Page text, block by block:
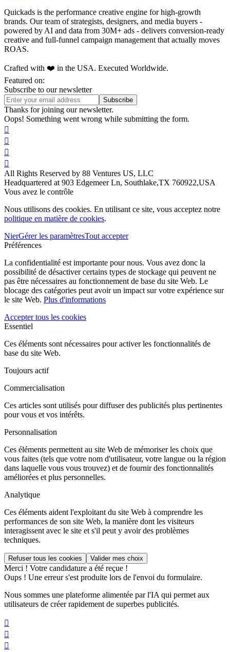
Quickads is the performance creative engine for high-growth
brands. Our team of strategists, designers, and media buyers -
powered by AI and data from 30M+ ads - delivers conversion-ready
creative and full-funnel campaign management that actually moves
ROAS.
Crafted with ❤️ in the USA. Executed Worldwide.
Featured on:
Subscribe to our newsletter
Thanks for joining our newsletter.
Oops! Something went wrong while submitting the form.




All Rights Reserved by 88 Ventures US, LLC
Headquartered at 903 Edgemeer Ln, Southlake,TX 760922,USA
Vous avez le contrôle
Nous utilisons des cookies. En utilisant ce site, vous acceptez notre
politique en matière de cookies.
NierGérer les paramètresTout accepter
Préférences
La confidentialité est importante pour nous. Vous avez donc la
possibilité de désactiver certains types de stockage qui peuvent ne
pas être nécessaires au fonctionnement de base du site Web. Le
blocage des catégories peut avoir un impact sur votre expérience sur
le site Web. Plus d'informations
Accepter tous les cookies
Essentiel
Ces éléments sont nécessaires pour activer les fonctionnalités de
base du site Web.
Toujours actif
Commercialisation
Ces articles sont utilisés pour diffuser des publicités plus pertinentes
pour vous et vos intérêts.
Personnalisation
Ces éléments permettent au site Web de mémoriser les choix que
vous faites (tels que votre nom d'utilisateur, votre langue ou la région
dans laquelle vous vous trouvez) et de fournir des fonctionnalités
améliorées et plus personnelles.
Analytique
Ces éléments aident l'exploitant du site Web à comprendre les
performances de son site Web, la manière dont les visiteurs
interagissent avec le site et s'il peut y avoir des problèmes
techniques.
Merci ! Votre candidature a été reçue !
Oups ! Une erreur s'est produite lors de l'envoi du formulaire.
Nous sommes une plateforme alimentée par l'IA qui permet aux
utilisateurs de créer rapidement de superbes publicités.


